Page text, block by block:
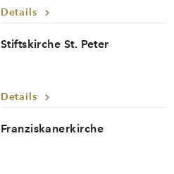
Details
Stiftskirche St. Peter
Details
Franziskanerkirche